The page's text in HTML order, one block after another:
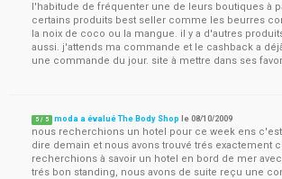
l'habitude de fréquenter une de leurs boutiques à
certains produits best seller comme les beurres
la noix de coco ou la mangue. il y a d'autres
aussi. j'attends ma commande et le cashback a
une commande du jour. site à mettre dans ses
5 / 5 moda a évalué The Body Shop le08/10/2009
nous recherchions un hotel pour ce week ens c'est
dire demain et nous avons trouvé trés exactement
recherchions à savoir un hotel en bord de mer
trés bon standing, nous avons de suite reçu une